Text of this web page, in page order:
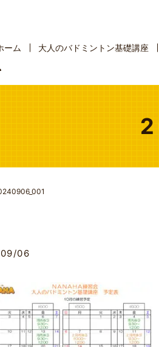
ーム 大人のバドミントン基礎講座
06